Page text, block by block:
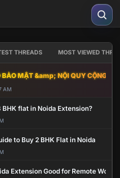
THREADS MOST VIEWED
BẢO MẬT &amp; NỘI QUY CỘNG
AM
BHK flat in Noida Extension?
to Buy 2 BHK Flat in Noida
Extension Good for Remote Work?